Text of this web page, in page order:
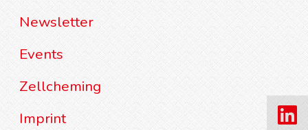
Newsletter
Events
Zellcheming
Imprint